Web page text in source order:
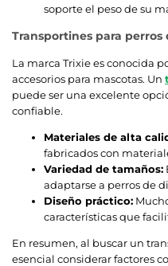
soporte el peso de su
Transportines para perros
La marca Trixie es conocida
accesorios para mascotas. Un
puede ser una excelente
confiable.
Materiales de alta
fabricados con
Variedad de tamaños:
adaptarse a perros de
Diseño práctico:
características que
En resumen, al buscar un
esencial considerar factores